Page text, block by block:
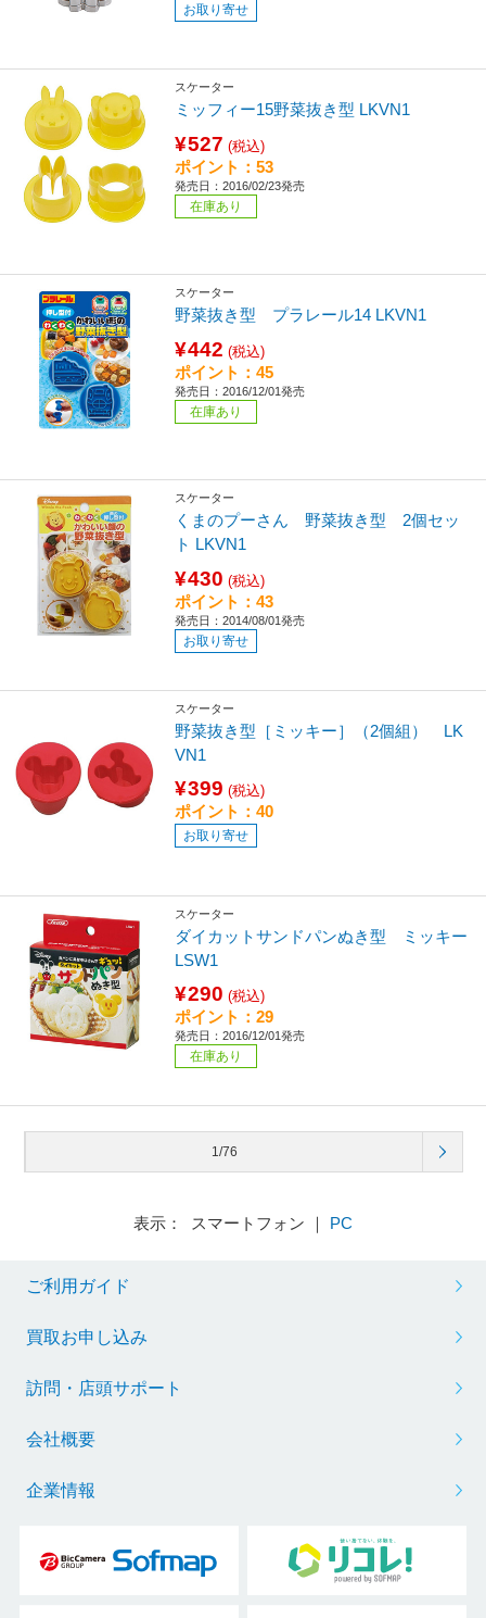
お取り寄せ
スケーター
ミッフィー15野菜抜き型 LKVN1
¥527 (税込)
ポイント：53
発売日：2016/02/23発売
在庫あり
スケーター
野菜抜き型 プラレール14 LKVN1
¥442 (税込)
ポイント：45
発売日：2016/12/01発売
在庫あり
スケーター
くまのプーさん 野菜抜き型 2個セッ
ト LKVN1
¥430 (税込)
ポイント：43
発売日：2014/08/01発売
お取り寄せ
スケーター
野菜抜き型［ミッキー］（2個組） LK
VN1
¥399 (税込)
ポイント：40
お取り寄せ
スケーター
ダイカットサンドパンぬき型 ミッキー
LSW1
¥290 (税込)
ポイント：29
発売日：2016/12/01発売
在庫あり
1/76
表示： スマートフォン ｜ PC
ご利用ガイド
買取お申し込み
訪問・店頭サポート
会社概要
企業情報